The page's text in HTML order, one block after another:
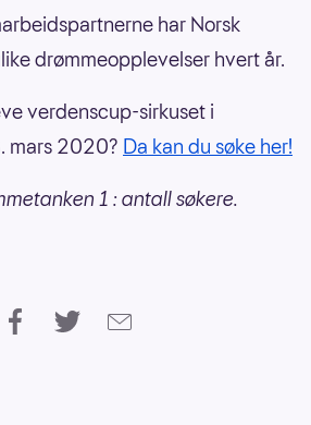
har Norsk
drømmeopplevelser hvert år.
verdenscup-sirkuset i
mars 2020? Da kan du søke her!
1 : antall søkere.